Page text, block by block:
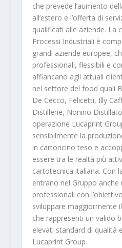
che prevede l’aumento
all’estero e l’offerta di
qualificati alle aziende. La
Processi Industriali è
grandi aziende europee,
professionali, flessibili e
affiancano agli attuali
nel settore del food quali
De Cecco, Felicetti, Illy
Distillerie, Nonino
operazione Lucaprint
sensibilmente la
in cartoncino teso e
essere tra le realtà più
cartotecnica italiana. Con
entrano nel Gruppo anche
professionali con
sviluppare maggiormente
che rappresenti un valido
elevati standard di qualità
Lucaprint Group.